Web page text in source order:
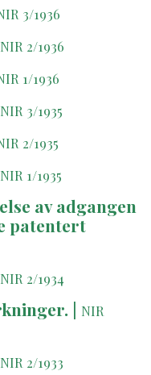
3/1936
NIR 2/1936
1/1936
NIR 3/1935
2/1935
NIR 1/1935
av adgangen
patentert
NIR 2/1934
| NIR
NIR 2/1933